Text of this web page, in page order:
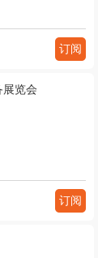
订阅
览会
订阅